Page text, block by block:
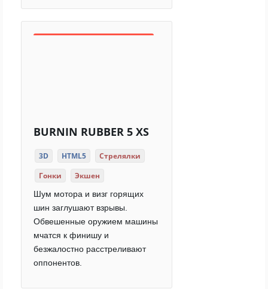
BURNIN RUBBER 5 XS
3D HTML5
Стрелялки
Гонки
Экшен
Шум мотора и визг горящих
шин заглушают взрывы.
Обвешенные оружием машины
мчатся к финишу и
безжалостно расстреливают
оппонентов.